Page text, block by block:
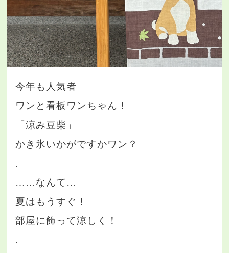
今年も人気者
ワンと看板ワンちゃん！
「涼み豆柴」
かき氷いかがですかワン？
.
……なんて…
夏はもうすぐ！
部屋に飾って涼しく！
.